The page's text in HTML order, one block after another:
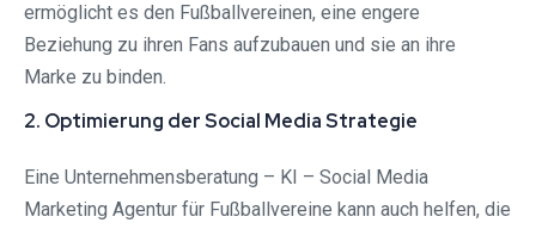
ermöglicht es den Fußballvereinen, eine engere
Beziehung zu ihren Fans aufzubauen und sie an ihre
Marke zu binden.
2. Optimierung der Social Media Strategie
Eine Unternehmensberatung – KI – Social Media
Marketing Agentur für Fußballvereine kann auch helfen, die